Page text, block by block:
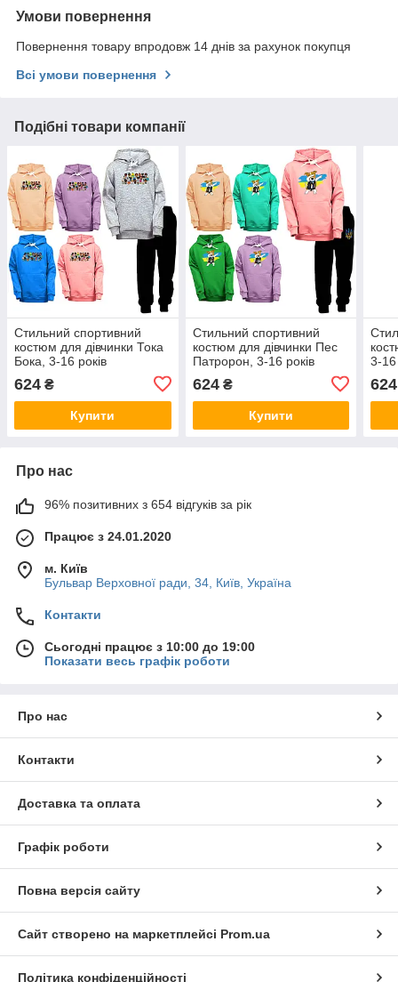
Умови повернення
Повернення товару впродовж 14 днів за рахунок покупця
Всі умови повернення
Подібні товари компанії
Стильний спортивний
костюм для дівчинки Тока
Бока, 3-16 років
624 ₴
Купити
Стильний спортивний
костюм для дівчинки Пес
Патророн, 3-16 років
624₴
Купити
3-16
624
Про нас
96% позитивних з 654 відгуків за рік
Працює з 24.01.2020
м. Київ
Бульвар Верховної ради, 34, Київ, Україна
Контакти
Сьогодні працює з 10:00 до 19:00
Показати весь графік роботи
Про нас
Контакти
Доставка та оплата
Графік роботи
Повна версія сайту
Сайт створено на маркетплейсі Prom.ua
Політика конфіденційності